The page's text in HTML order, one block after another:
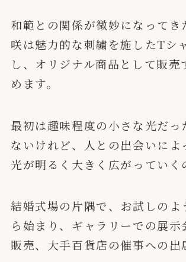
和範との関係が微妙になってき
咲は魅力的な刺繍を施したTシ
し、オリジナル商品として販売
めます。
最初は趣味程度の小さな光だっ
ないけれど、人との出会いによ
光が明るく大きく広がっていく
結婚式場の片隅で、お試しのよ
ら始まり、ギャラリーでの展示
販売、大手百貨店の催事への出